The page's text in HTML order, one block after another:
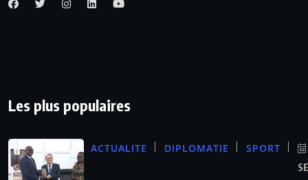
Les plus populaires
ACTUALITE DIPLOMATIE SPORT